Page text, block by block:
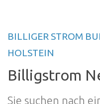
BILLIGER STROM
HOLSTEIN
Billigstrom
Sie suchen nach